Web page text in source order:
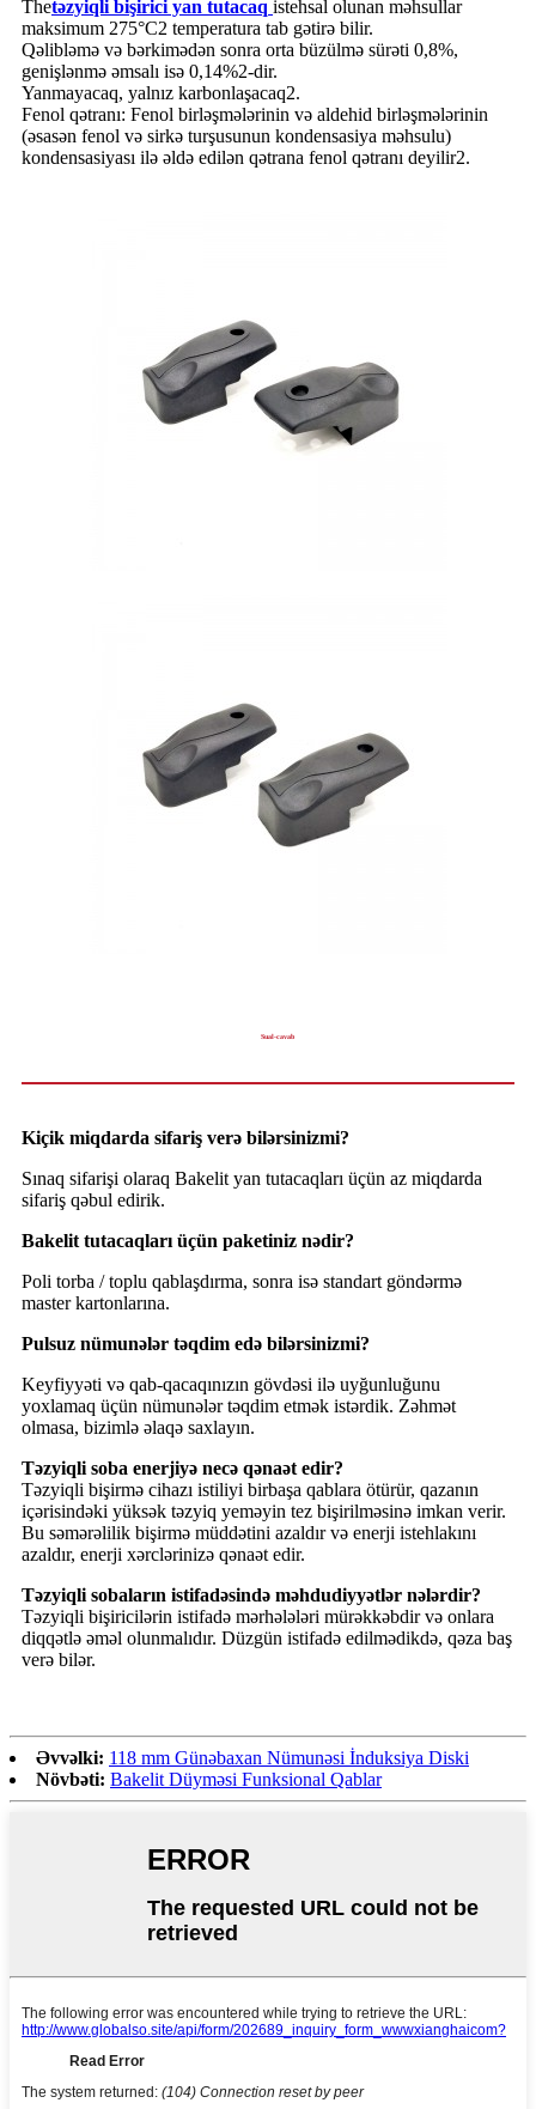
Thetəzyiqli bişirici yan tutacaq istehsal olunan məhsullar
maksimum 275°C2 temperatura tab gətirə bilir.
Qəlibləmə və bərkimədən sonra orta büzülmə sürəti 0,8%,
genişlənmə əmsalı isə 0,14%2-dir.
Yanmayacaq, yalnız karbonlaşacaq2.
Fenol qətranı: Fenol birləşmələrinin və aldehid birləşmələrinin
(əsasən fenol və sirkə turşusunun kondensasiya məhsulu)
kondensasiyası ilə əldə edilən qətrana fenol qətranı deyilir2.
Sual-cavab
Kiçik miqdarda sifariş verə bilərsinizmi?
Sınaq sifarişi olaraq Bakelit yan tutacaqları üçün az miqdarda
sifariş qəbul edirik.
Bakelit tutacaqları üçün paketiniz nədir?
Poli torba / toplu qablaşdırma, sonra isə standart göndərmə
master kartonlarına.
Pulsuz nümunələr təqdim edə bilərsinizmi?
Keyfiyyəti və qab-qacaqınızın gövdəsi ilə uyğunluğunu
yoxlamaq üçün nümunələr təqdim etmək istərdik. Zəhmət
olmasa, bizimlə əlaqə saxlayın.
Təzyiqli soba enerjiyə necə qənaət edir?
Təzyiqli bişirmə cihazı istiliyi birbaşa qablara ötürür, qazanın
içərisindəki yüksək təzyiq yeməyin tez bişirilməsinə imkan verir.
Bu səmərəlilik bişirmə müddətini azaldır və enerji istehlakını
azaldır, enerji xərclərinizə qənaət edir.
Təzyiqli sobaların istifadəsində məhdudiyyətlər nələrdir?
Təzyiqli bişiricilərin istifadə mərhələləri mürəkkəbdir və onlara
diqqətlə əməl olunmalıdır. Düzgün istifadə edilmədikdə, qəza baş
verə bilər.
Əvvəlki: 118 mm Günəbaxan Nümunəsi İnduksiya Diski
Növbəti: Bakelit Düyməsi Funksional Qablar